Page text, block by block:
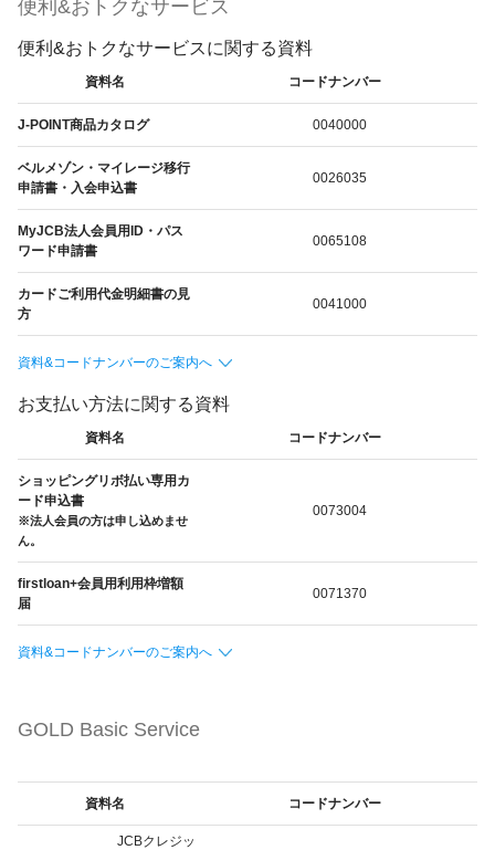
便利&おトクなサービス
便利&おトクなサービスに関する資料
資料名 コードナンバー
J-POINT商品カタログ 0040000
ベルメゾン・マイレージ移行
申請書・入会申込書
0026035
MyJCB法人会員用ID・パス
ワード申請書
0065108
カードご利用代金明細書の見
方
0041000
資料&コードナンバーのご案内へ
お支払い方法に関する資料
資料名 コードナンバー
ショッピングリボ払い専用カ
ード申込書
※法人会員の方は申し込めませ
ん。
0073004
firstloan+会員用利用枠増額
届
0071370
資料&コードナンバーのご案内へ
GOLD Basic Service
資料名 コードナンバー
JCBクレジッ